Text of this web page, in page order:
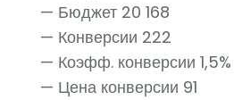
— Бюджет 20 168
— Конверсии 222
— Коэфф. конверсии 1,5%
— Цена конверсии 91